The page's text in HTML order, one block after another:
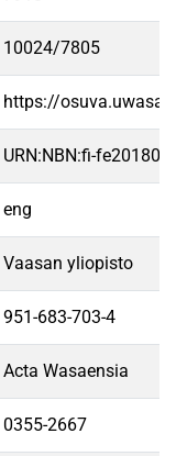
10024/7805
https://
URN:NBN:fi-
eng
Vaasan yliopisto
951-683-703-4
Acta Wasaensia
0355-2667